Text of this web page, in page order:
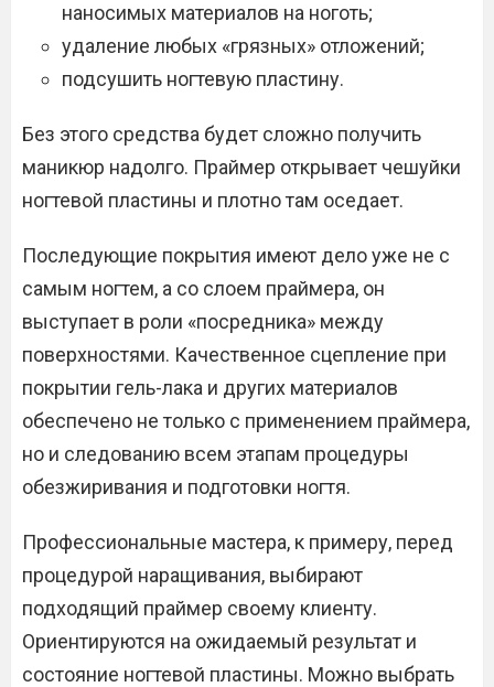
наносимых материалов на ноготь;
удаление любых «грязных» отложений;
подсушить ногтевую пластину.
Без этого средства будет сложно получить
маникюр надолго. Праймер открывает чешуйки
ногтевой пластины и плотно там оседает.
Последующие покрытия имеют дело уже не с
самым ногтем, а со слоем праймера, он
выступает в роли «посредника» между
поверхностями. Качественное сцепление при
покрытии гель-лака и других материалов
обеспечено не только с применением праймера,
но и следованию всем этапам процедуры
обезжиривания и подготовки ногтя.
Профессиональные мастера, к примеру, перед
процедурой наращивания, выбирают
подходящий праймер своему клиенту.
Ориентируются на ожидаемый результат и
состояние ногтевой пластины. Можно выбрать